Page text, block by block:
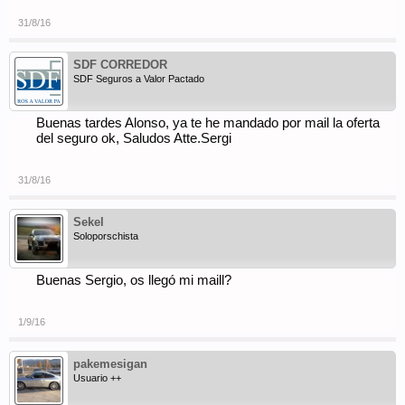
31/8/16
SDF CORREDOR
SDF Seguros a Valor Pactado
Buenas tardes Alonso, ya te he mandado por mail la oferta
del seguro ok, Saludos Atte.Sergi
31/8/16
Sekel
Soloporschista
Buenas Sergio, os llegó mi maill?
1/9/16
pakemesigan
Usuario ++